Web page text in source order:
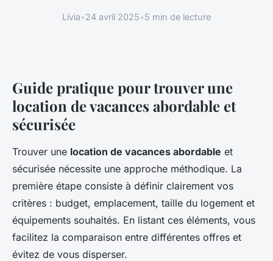
Livia•24 avril 2025•5 min de lecture
Guide pratique pour trouver une
location de vacances abordable et
sécurisée
Trouver une location de vacances abordable et
sécurisée nécessite une approche méthodique. La
première étape consiste à définir clairement vos
critères : budget, emplacement, taille du logement et
équipements souhaités. En listant ces éléments, vous
facilitez la comparaison entre différentes offres et
évitez de vous disperser.